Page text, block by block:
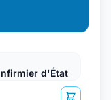
d'État